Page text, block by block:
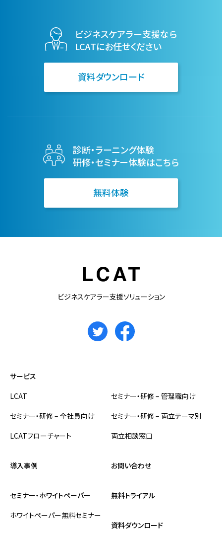
FacebookTwitter
ビジネスケアラー支援なら
LCATにお任せください
資料ダウンロード
診断・ラーニング体験
研修・セミナー体験はこちら
無料体験
ビジネスケアラー支援ソリューション
サービス
LCAT
セミナー・研修 – 管理職向け
セミナー・研修 – 全社員向け
セミナー・研修 – 両立テーマ別
LCATフローチャート
両立相談窓口
導入事例
セミナー・ホワイトペーパー
ホワイトペーパー無料セミナー
お問い合わせ
無料トライアル
資料ダウンロード